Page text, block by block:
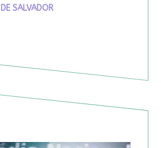
DE SALVADOR